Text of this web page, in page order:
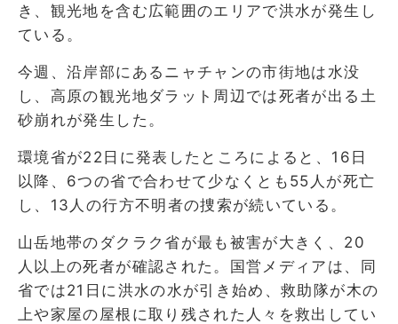
き、観光地を含む広範囲のエリアで洪水が発生し
ている。
今週、沿岸部にあるニャチャンの市街地は水没
し、高原の観光地ダラット周辺では死者が出る土
砂崩れが発生した。
環境省が22日に発表したところによると、16日
以降、6つの省で合わせて少なくとも55人が死亡
し、13人の行方不明者の捜索が続いている。
山岳地帯のダクラク省が最も被害が大きく、20
人以上の死者が確認された。国営メディアは、同
省では21日に洪水の水が引き始め、救助隊が木の
上や家屋の屋根に取り残された人々を救出してい